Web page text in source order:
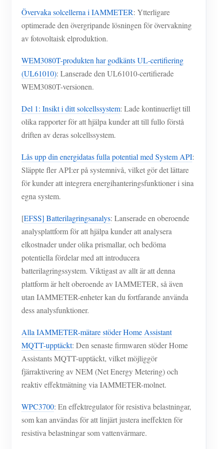
Övervaka solcellerna i IAMMETER: Ytterligare
optimerade den övergripande lösningen för övervakning
av fotovoltaisk elproduktion.
WEM3080T-produkten har godkänts UL-certifiering
(UL61010): Lanserade den UL61010-certifierade
WEM3080T-versionen.
Del 1: Insikt i ditt solcellssystem: Lade kontinuerligt till
olika rapporter för att hjälpa kunder att till fullo förstå
driften av deras solcellssystem.
Lås upp din energidatas fulla potential med System API:
Släppte fler API:er på systemnivå, vilket gör det lättare
för kunder att integrera energihanteringsfunktioner i sina
egna system.
[EFSS] Batterilagringsanalys: Lanserade en oberoende
analysplattform för att hjälpa kunder att analysera
elkostnader under olika prismallar, och bedöma
potentiella fördelar med att introducera
batterilagringssystem. Viktigast av allt är att denna
plattform är helt oberoende av IAMMETER, så även
utan IAMMETER-enheter kan du fortfarande använda
dess analysfunktioner.
Alla IAMMETER-mätare stöder Home Assistant
MQTT-upptäckt: Den senaste firmwaren stöder Home
Assistants MQTT-upptäckt, vilket möjliggör
fjärraktivering av NEM (Net Energy Metering) och
reaktiv effektmätning via IAMMETER-molnet.
WPC3700: En effektregulator för resistiva belastningar,
som kan användas för att linjärt justera ineffekten för
resistiva belastningar som vattenvärmare.